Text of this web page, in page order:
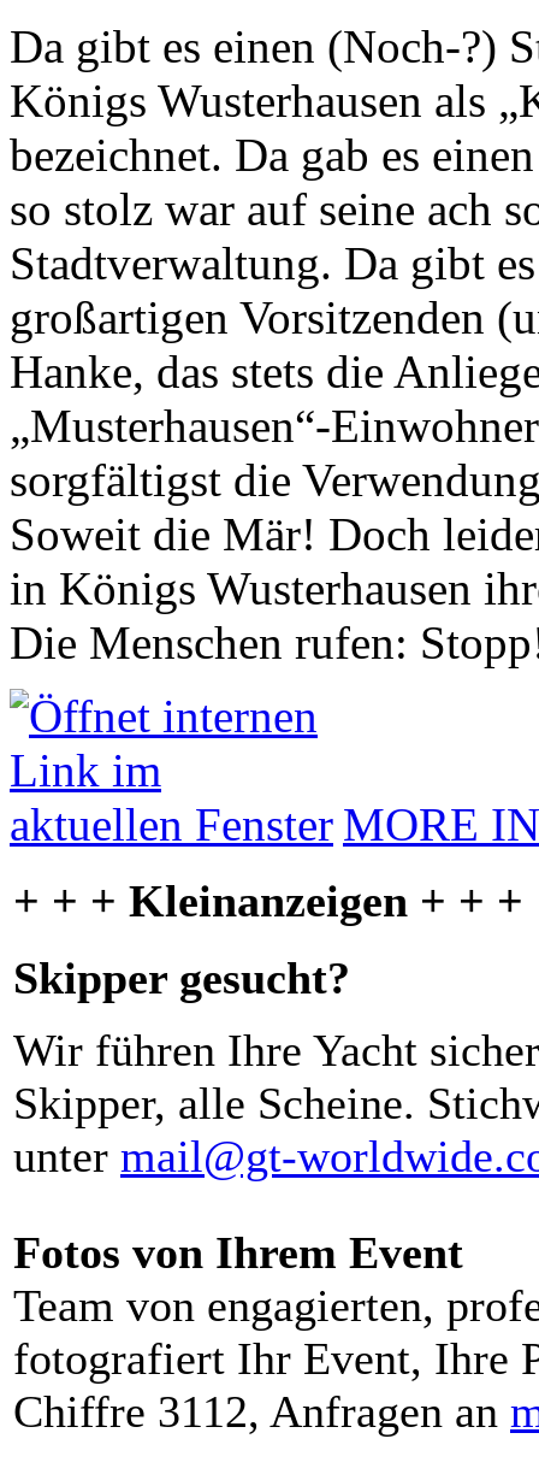
Da gibt es einen (Noch-?)
Königs Wusterhausen als
bezeichnet. Da gab es
so stolz war auf seine ach
Stadtverwaltung. Da gibt
großartigen Vorsitzenden
Hanke, das stets die
„Musterhausen“-
sorgfältigst die
Soweit die Mär! Doch
in Königs Wusterhausen
Die Menschen rufen:
MORE
+ + + Kleinanzeigen + + +
Skipper gesucht?
Wir führen Ihre Yacht
Skipper, alle Scheine.
unter mail@gt-
Fotos von Ihrem Event
Team von engagierten,
fotografiert Ihr Event, Ihre
Chiffre 3112, Anfragen an